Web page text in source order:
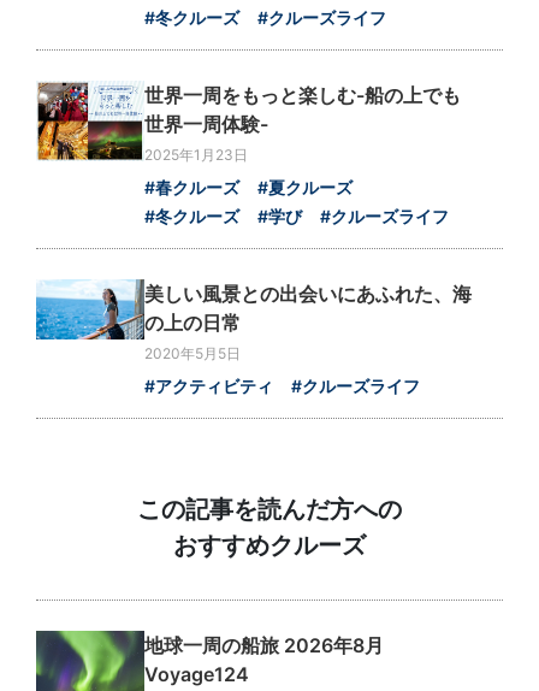
#冬クルーズ
#クルーズライフ
世界一周をもっと楽しむ-船の上でも
世界一周体験-
2025年1月23日
#春クルーズ
#夏クルーズ
#冬クルーズ
#学び #クルーズライフ
美しい風景との出会いにあふれた、海
の上の日常
2020年5月5日
#アクティビティ #クルーズライフ
この記事を読んだ方への
おすすめクルーズ
地球一周の船旅 2026年8月
Voyage124